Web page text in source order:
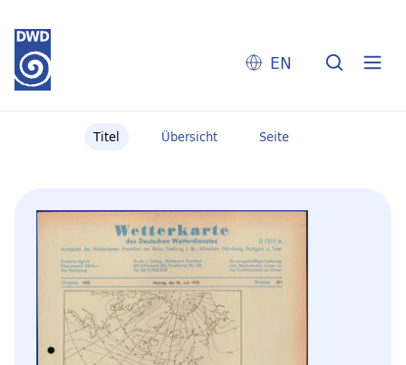
EN
Titel Übersicht Seite